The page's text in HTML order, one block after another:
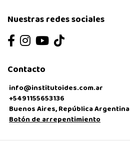
Nuestras redes sociales
Contacto
info@institutoides.com.ar
+5491155653136
Buenos Aires, República Argentina
Botón de arrepentimiento